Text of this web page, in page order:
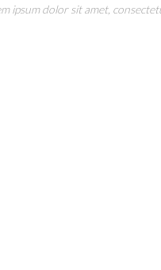
ipsum dolor sit amet,